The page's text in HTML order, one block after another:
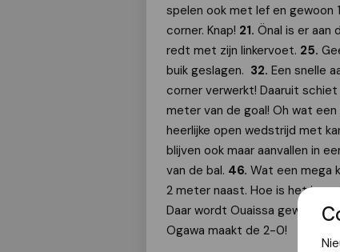
spelen ook met lef en gewoon
corner. Knap! 21. Önal is er aan
redt met zijn linkervoet. 25.
buik geslagen. 32. Een snelle
corner verwerkt! Daaruit schiet
meter van de goal! Oh wat een
heerlijke open wedstrijd met
blijven ook maar aanvallen in
van de bal. 46. Wat een mega
2 meter naast. Hoe is het in
Daar wordt Ouaissa gewoon
Ogawa maakt de 2-0!